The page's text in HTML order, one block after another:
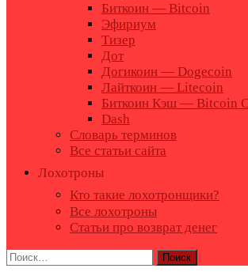
Биткоин — Bitcoin
Эфириум
Тизер
Дот
Догикоин — Dogecoin
Лайткоин — Litecoin
Биткоин Кэш — Bitcoin
Dash
Словарь терминов
Все статьи сайта
Лохотроны
Кто такие лохотронщики?
Все лохотроны
Статьи про возврат денег
Найти: